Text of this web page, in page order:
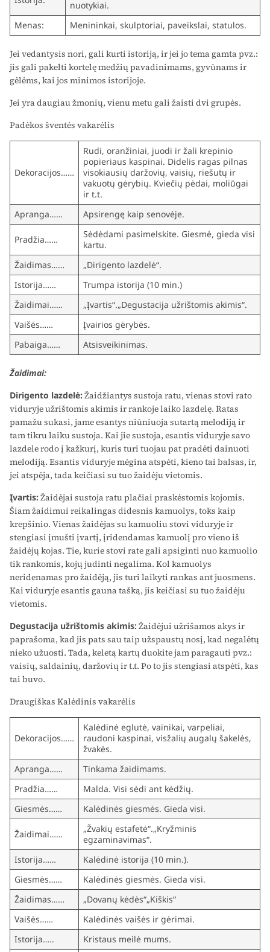
nuotykiai.
Menas:
Menininkai, skulptoriai, paveikslai, statulos.
Jei vedantysis nori, gali kurti istoriją, ir jei jo tema gamta pvz.:
jis gali pakelti kortelę medžių pavadinimams, gyvūnams ir
gėlėms, kai jos minimos istorijoje.
Jei yra daugiau žmonių, vienu metu gali žaisti dvi grupės.
Padėkos šventės vakarėlis
Dekoracijos……
Rudi, oranžiniai, juodi ir žali krepinio
popieriaus kaspinai. Didelis ragas pilnas
visokiausių daržovių, vaisių, riešutų ir
vakuotų gėrybių. Kviečių pėdai, moliūgai
ir t.t.
Apranga……
Apsirengę kaip senovėje.
Pradžia……
Sėdėdami pasimelskite. Giesmė, gieda visi
kartu.
Žaidimas……
„Dirigento lazdelė“.
Istorija……
Trumpa istorija (10 min.)
Žaidimai……
„Įvartis“.„Degustacija užrištomis akimis“.
Vaišės……
Įvairios gėrybės.
Pabaiga……
Atsisveikinimas.
Žaidimai:
Dirigento lazdelė:Žaidžiantys sustoja ratu, vienas stovi rato
viduryje užrištomis akimis ir rankoje laiko lazdelę. Ratas
pamažu sukasi, jame esantys niūniuoja sutartą melodiją ir
tam tikru laiku sustoja. Kai jie sustoja, esantis viduryje savo
lazdele rodo į kažkurį, kuris turi tuojau pat pradėti dainuoti
melodiją. Esantis viduryje mėgina atspėti, kieno tai balsas, ir,
jei atspėja, tada keičiasi su tuo žaidėju vietomis.
Įvartis:Žaidėjai sustoja ratu plačiai praskėstomis kojomis.
Šiam žaidimui reikalingas didesnis kamuolys, toks kaip
krepšinio. Vienas žaidėjas su kamuoliu stovi viduryje ir
stengiasi įmušti įvartį, įridendamas kamuolį pro vieno iš
žaidėjų kojas. Tie, kurie stovi rate gali apsiginti nuo kamuolio
tik rankomis, kojų judinti negalima. Kol kamuolys
neridenamas pro žaidėją, jis turi laikyti rankas ant juosmens.
Kai viduryje esantis gauna tašką, jis keičiasi su tuo žaidėju
vietomis.
Degustacija užrištomis akimis:Žaidėjui užrišamos akys ir
paprašoma, kad jis pats sau taip užspaustų nosį, kad negalėtų
nieko užuosti. Tada, keletą kartų duokite jam paragauti pvz.:
vaisių, saldainių, daržovių ir t.t. Po to jis stengiasi atspėti, kas
tai buvo.
Draugiškas Kalėdinis vakarėlis
Dekoracijos……
Kalėdinė eglutė, vainikai, varpeliai,
raudoni kaspinai, visžalių augalų šakelės,
žvakės.
Apranga……
Tinkama žaidimams.
Pradžia……
Malda. Visi sėdi ant kėdžių.
Giesmės……
Kalėdinės giesmės. Gieda visi.
Žaidimai……
„Žvakių estafetė“.„Kryžminis
egzaminavimas“.
Istorija……
Kalėdinė istorija (10 min.).
Giesmės……
Kalėdinės giesmės. Gieda visi.
Žaidimas……
„Dovanų kėdės“„Kiškis“
Vaišės……
Kalėdinės vaišės ir gėrimai.
Istorija…..
Kristaus meilė mums.